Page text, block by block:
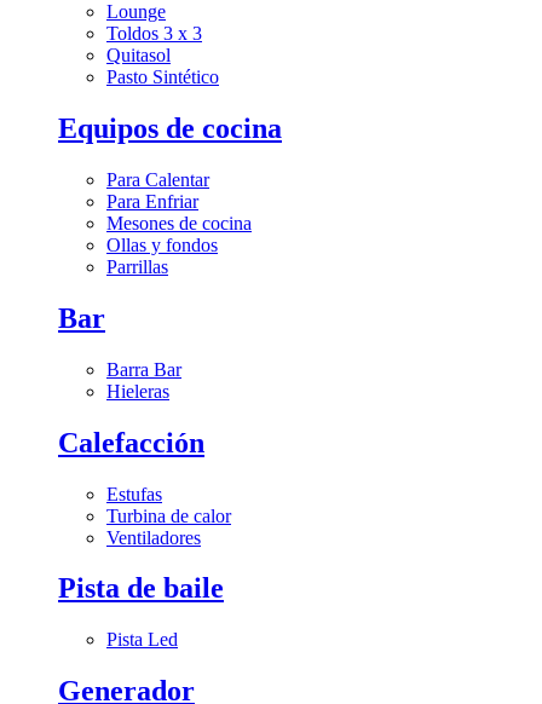
Lounge
Toldos 3 x 3
Quitasol
Pasto Sintético
Equipos de cocina
Para Calentar
Para Enfriar
Mesones de cocina
Ollas y fondos
Parrillas
Bar
Barra Bar
Hieleras
Calefacción
Estufas
Turbina de calor
Ventiladores
Pista de baile
Pista Led
Generador